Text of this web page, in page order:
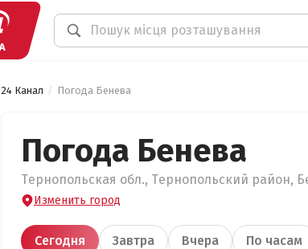
24 Канал Погода Бенева
Погода Бенева
Тернопольская обл., Тернопольский район,
Изменить город
Сегодня Завтра Вчера По часам